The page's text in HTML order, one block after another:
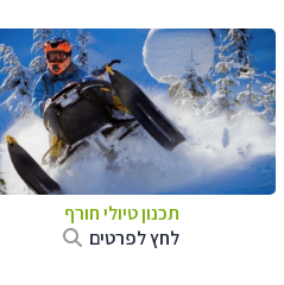
תכנון טיולי חורף
לחץ לפרטים